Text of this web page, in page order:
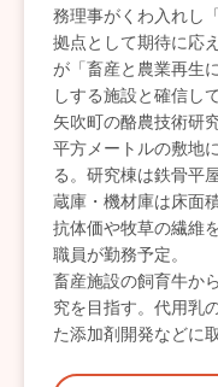
務理事がくわ入れし
拠点として期待に応
が「畜産と農業再生
しする施設と確信し
矢吹町の酪農技術研
平方メートルの敷地
る。研究棟は鉄骨平
蔵庫・機材庫は床面
抗体価や牧草の繊維
職員が勤務予定。
畜産施設の飼育牛か
究を目指す。代用乳
た添加剤開発などに